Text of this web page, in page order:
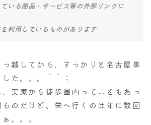
いる商品・サービス等の外部リンクに
利用しているものがあります
越してから、すっかりと名古屋事
た。。。＾＾；
実家から徒歩圏内ってこともあっ
のだけど、栄へ行くのは年に数回
。。。